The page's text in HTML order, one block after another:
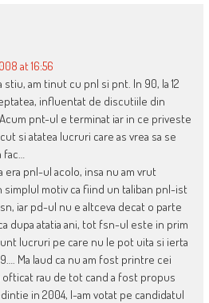
at 16:56
stiu, am tinut cu pnl si pnt. In 90, la 12
influentat de discutiile din
pnt-ul e terminat iar in ce priveste
si atatea lucruri care as vrea sa se
era pnl-ul acolo, insa nu am vrut
simplul motiv ca fiind un taliban pnl-ist
iar pd-ul nu e altceva decat o parte
dupa atatia ani, tot fsn-ul este in prim
lucruri pe care nu le pot uita si ierta
Ma laud ca nu am fost printre cei
ofticat rau de tot cand a fost propus
in 2004, l-am votat pe candidatul